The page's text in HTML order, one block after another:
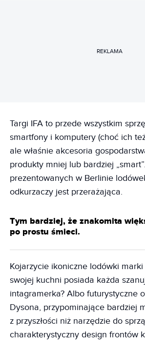
REKLAMA
Targi IFA to przede wszystkim
smartfony i komputery (choć ich
ale właśnie akcesoria
produkty mniej lub bardziej
prezentowanych w Berlinie
odkurzaczy jest przerażająca.
Tym bardziej, że znakomita
po prostu śmieci.
Kojarzycie ikoniczne lodówki
swojej kuchni posiada każda
intagramerka? Albo futurystyczne
Dysona, przypominające bardziej
z przyszłości niż narzędzie do
charakterystyczny design frontów